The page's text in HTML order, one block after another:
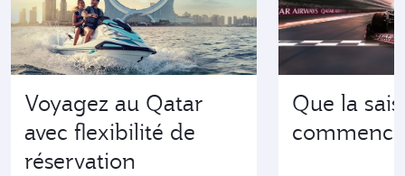
Voyagez au Qatar
avec flexibilité de
réservation
Que la
commence